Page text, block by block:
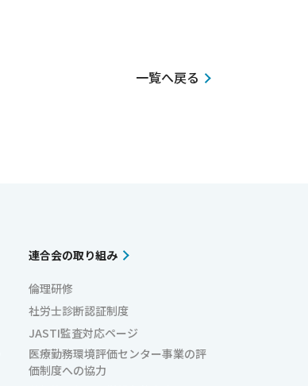
一覧へ戻る
連合会の取り組み
倫理研修
社労士診断認証制度
JASTI監査対応ページ
医療勤務環境評価センター事業の評
価制度への協力